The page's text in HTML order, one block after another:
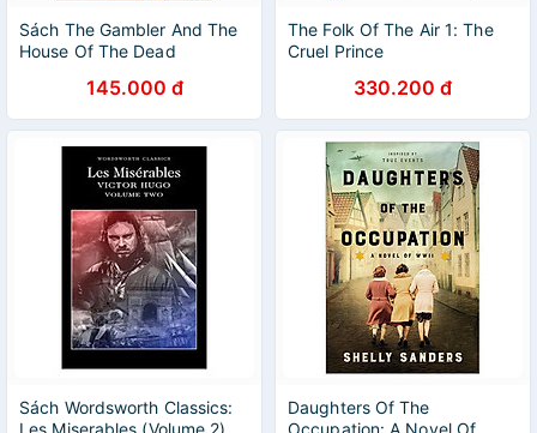
Sách The Gambler And The
House Of The Dead
145.000 đ
The Folk Of The Air 1: The
Cruel Prince
330.200 đ
Sách Wordsworth Classics:
Les Miserables (Volume 2)
Daughters Of The
Occupation: A Novel Of